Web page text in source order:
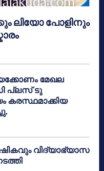
ലിയോ പോളിനും
മേഖല
പ്ലസ് ടു
കരസ്ഥമാക്കിയ
വിദ്യാഭ്യാസ